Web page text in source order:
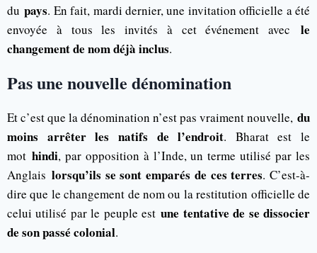
dupays. En fait, mardi dernier, une invitation officielle a été
envoyée à tous les invités à cet événement avec le
changement de nom déjà inclus.
Pas une nouvelle dénomination
Et c’est que la dénomination n’est pas vraiment nouvelle, du
moins arrêter les natifs de l’endroit. Bharat est le
mot hindi, par opposition à l’Inde, un terme utilisé par les
Anglais lorsqu’ils se sont emparés de ces terres. C’est-à-
dire que le changement de nom ou la restitution officielle de
celui utilisé par le peuple estune tentative de se dissocier
de son passé colonial.